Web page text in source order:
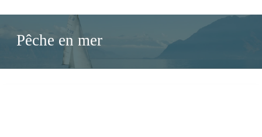
Pêche en mer